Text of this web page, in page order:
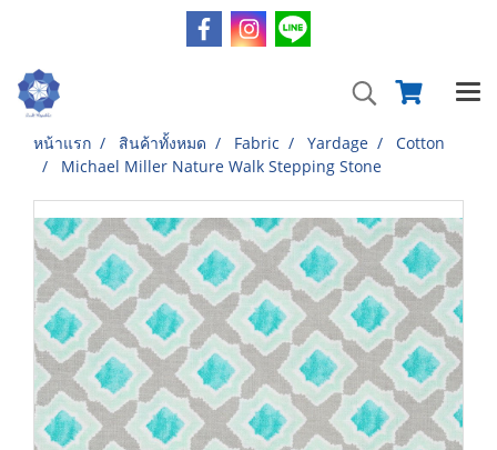
หน้าแรก สินค้าทั้งหมด Fabric Yardage
Cotton
Michael Miller Nature Walk Stepping Stone